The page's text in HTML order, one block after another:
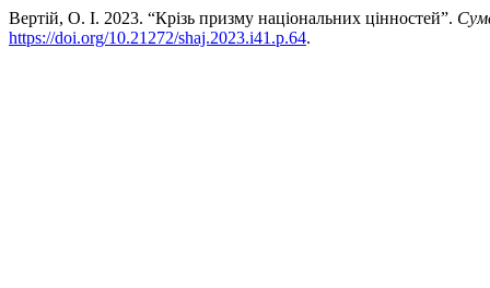
Вертій, О. І. 2023. “Крізь призму національних цінностей”.
https://doi.org/10.21272/shaj.2023.i41.p.64.